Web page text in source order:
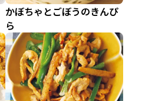
かぼちゃとごぼうのきんぴ
ら